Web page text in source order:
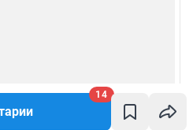
14